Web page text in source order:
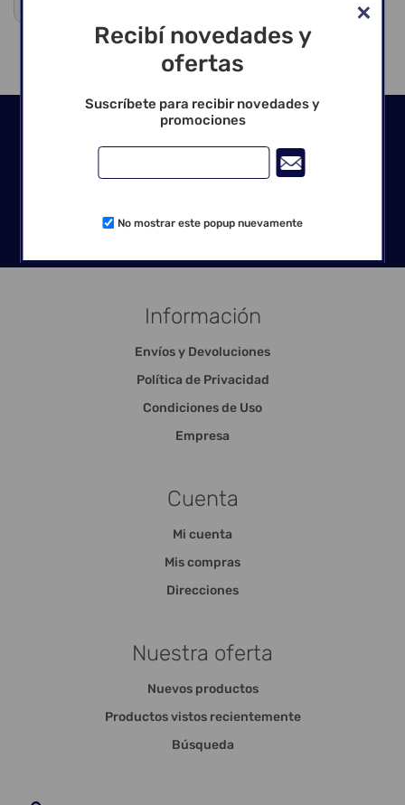
Seguinos en las redes
Información
Envíos y Devoluciones
Política de Privacidad
Condiciones de Uso
Empresa
Cuenta
Mi cuenta
Mis compras
Direcciones
Nuestra oferta
Nuevos productos
Productos vistos recientemente
Búsqueda
Recibí novedades y
ofertas
Suscríbete para recibir novedades y
promociones
No mostrar este popup nuevamente